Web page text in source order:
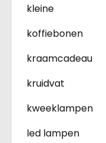
kleine
koffiebonen
kraamcadeau
kruidvat
kweeklampen
led lampen